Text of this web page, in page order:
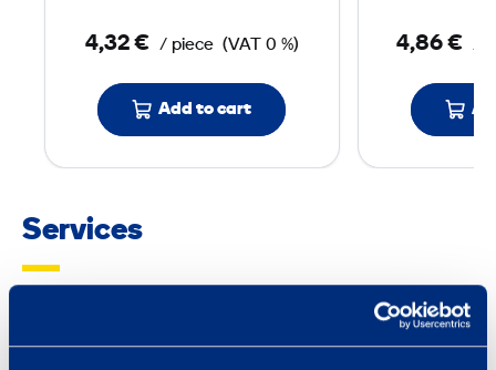
t
2
0
0
0
m
4,32 € / piece (VAT 0 %)
Add to cart
4,86 € /
Services